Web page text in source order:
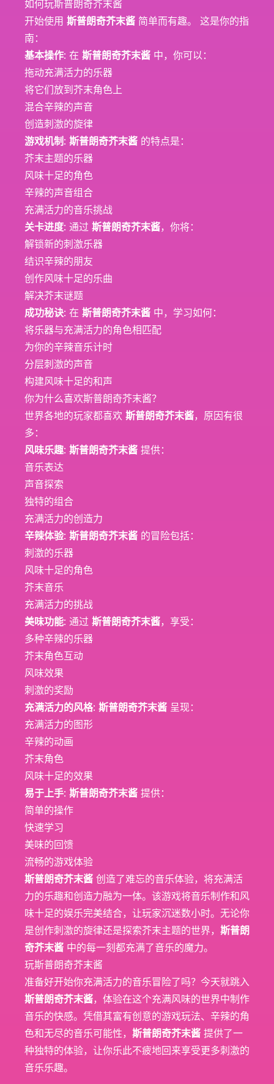
如何玩斯普朗奇芥末酱
开始使用 斯普朗奇芥末酱 简单而有趣。 这是你的指
南：
基本操作: 在 斯普朗奇芥末酱 中，你可以：
拖动充满活力的乐器
将它们放到芥末角色上
混合辛辣的声音
创造刺激的旋律
游戏机制 : 斯普朗奇芥末酱 的特点是：
芥末主题的乐器
风味十足的角色
辛辣的声音组合
充满活力的音乐挑战
关卡进度: 通过 斯普朗奇芥末酱，你将：
解锁新的刺激乐器
结识辛辣的朋友
创作风味十足的乐曲
解决芥末谜题
成功秘诀: 在 斯普朗奇芥末酱 中，学习如何：
将乐器与充满活力的角色相匹配
为你的辛辣音乐计时
分层刺激的声音
构建风味十足的和声
你为什么喜欢斯普朗奇芥末酱？
世界各地的玩家都喜欢 斯普朗奇芥末酱，原因有很
多：
风味乐趣: 斯普朗奇芥末酱 提供：
音乐表达
声音探索
独特的组合
充满活力的创造力
辛辣体验: 斯普朗奇芥末酱 的冒险包括：
刺激的乐器
风味十足的角色
芥末音乐
充满活力的挑战
美味功能: 通过 斯普朗奇芥末酱，享受：
多种辛辣的乐器
芥末角色互动
风味效果
刺激的奖励
充满活力的风格: 斯普朗奇芥末酱 呈现：
充满活力的图形
辛辣的动画
芥末角色
风味十足的效果
易于上手: 斯普朗奇芥末酱 提供：
简单的操作
快速学习
美味的回馈
流畅的游戏体验
斯普朗奇芥末酱 创造了难忘的音乐体验，将充满活
力的乐趣和创造力融为一体。该游戏将音乐制作和风
味十足的娱乐完美结合，让玩家沉迷数小时。无论你
是创作刺激的旋律还是探索芥末主题的世界， 斯普朗
奇芥末酱 中的每一刻都充满了音乐的魔力。
玩斯普朗奇芥末酱
准备好开始你充满活力的音乐冒险了吗？今天就跳入
斯普朗奇芥末酱，体验在这个充满风味的世界中制作
音乐的快感。凭借其富有创意的游戏玩法、辛辣的角
色和无尽的音乐可能性， 斯普朗奇芥末酱 提供了一
种独特的体验，让你乐此不疲地回来享受更多刺激的
音乐乐趣。